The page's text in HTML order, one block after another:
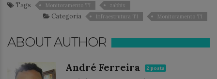
Tags Monitoramento TI zabbix
Categoria Infraestrutura TI Monitoramento TI
ABOUT AUTHOR
André Ferreira 2 posts